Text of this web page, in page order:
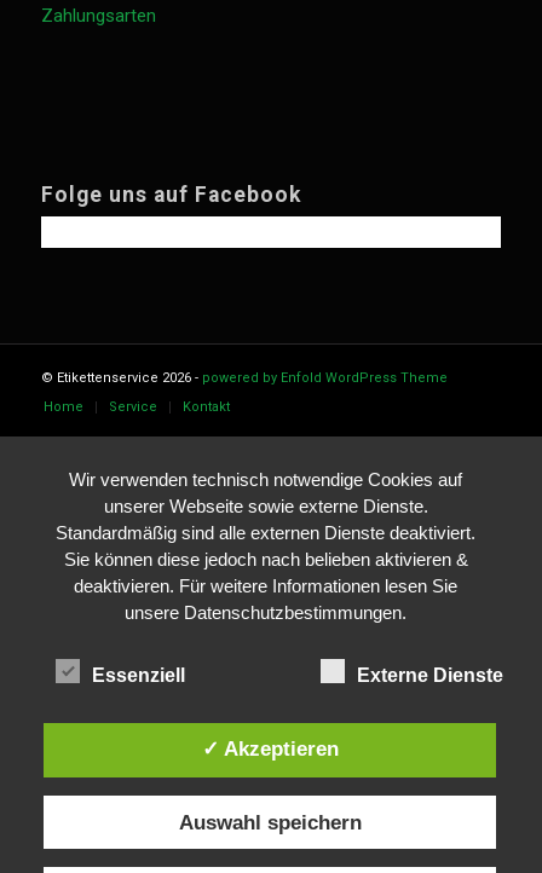
Zahlungsarten
Folge uns auf Facebook
© Etikettenservice 2026 - powered by Enfold WordPress Theme
Home
Service Kontakt
Wir verwenden technisch notwendige Cookies auf
unserer Webseite sowie externe Dienste.
Standardmäßig sind alle externen Dienste deaktiviert.
Sie können diese jedoch nach belieben aktivieren &
deaktivieren. Für weitere Informationen lesen Sie
unsere Datenschutzbestimmungen.
Essenziell Externe Dienste
✓ Akzeptieren
Auswahl speichern